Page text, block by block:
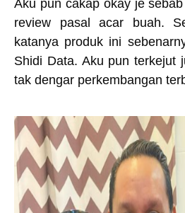
Aku pun cakap okay je
review pasal acar buah.
katanya produk ini
Shidi Data. Aku pun terkejut
tak dengar perkembangan